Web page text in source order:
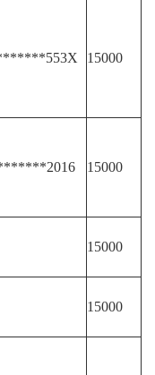
15000
15000
15000
15000